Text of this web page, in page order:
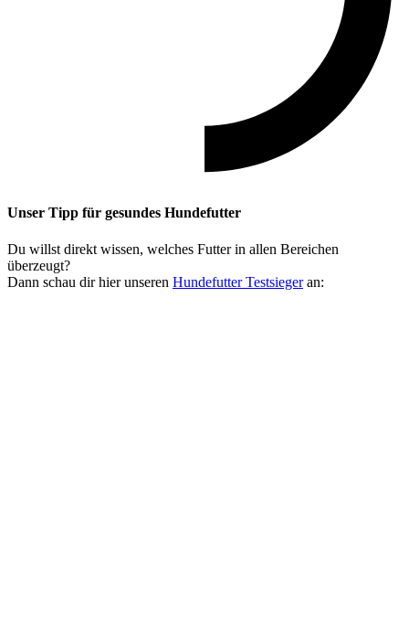
Unser Tipp für gesundes Hundefutter
Du willst direkt wissen, welches Futter in allen Bereichen
überzeugt?
Dann schau dir hier unseren Hundefutter Testsiegeran: